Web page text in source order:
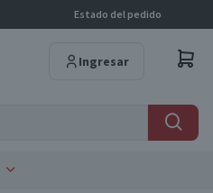
Estado del pedido
Ingresar